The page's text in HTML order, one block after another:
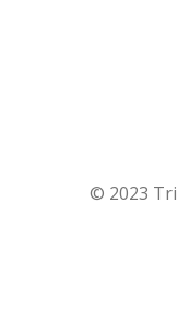
© 2023